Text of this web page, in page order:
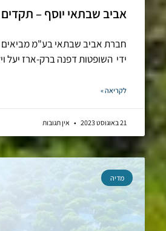
אביב שבתאי יוסף –
חברת אביב שבתאי בע"מ מביאים
ידי השופטות דפנה ברק-ארז יעל
לקריאה »
21 באוגוסט 2023 אין תגובות
מדיה